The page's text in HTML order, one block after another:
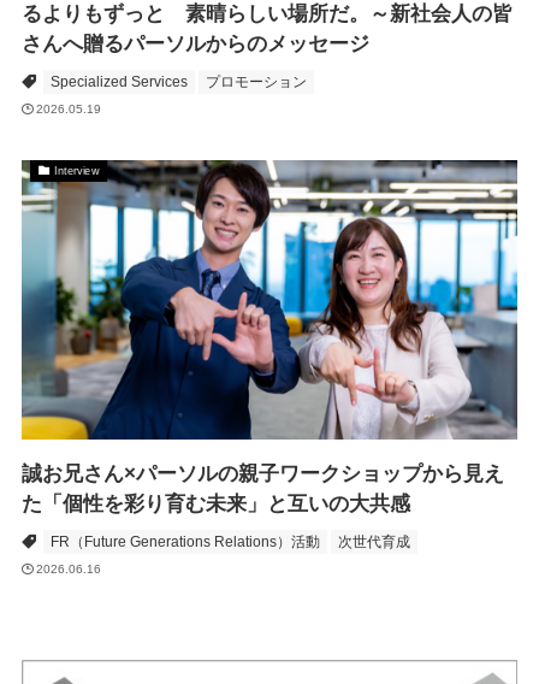
るよりもずっと 素晴らしい場所だ。～新社会人の皆
さんへ贈るパーソルからのメッセージ
Specialized Services プロモーション
2026.05.19
Interview
誠お兄さん×パーソルの親子ワークショップから見え
た「個性を彩り育む未来」と互いの大共感
FR（Future Generations Relations）活動 次世代育成
2026.06.16